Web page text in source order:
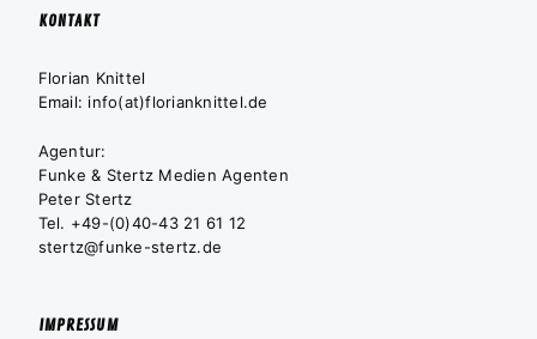
KONTAKT
Florian Knittel
Email: info(at)florianknittel.de
Agentur:
Funke & Stertz Medien Agenten
Peter Stertz
Tel. +49-(0)40-43 21 61 12
stertz@funke-stertz.de
IMPRESSUM